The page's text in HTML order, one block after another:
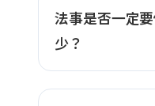
法事是否一定
少？